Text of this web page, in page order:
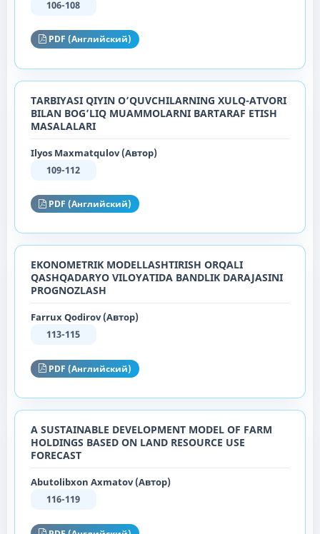
106-108
PDF (Английский)
TARBIYASI QIYIN O’QUVCHILARNING XULQ-ATVORI
BILAN BOG’LIQ MUAMMOLARNI BARTARAF ETISH
MASALALARI
Ilyos Maxmatqulov (Автор)
109-112
PDF (Английский)
EKONOMETRIK MODELLASHTIRISH ORQALI
QASHQADARYO VILOYATIDA BANDLIK DARAJASINI
PROGNOZLASH
Farrux Qodirov (Автор)
113-115
PDF (Английский)
A SUSTAINABLE DEVELOPMENT MODEL OF FARM
HOLDINGS BASED ON LAND RESOURCE USE
FORECAST
Abutolibxon Axmatov (Автор)
116-119